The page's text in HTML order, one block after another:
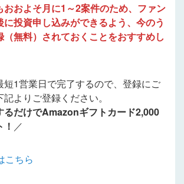
おおよそ月に1～2案件のため、ファン
に投資申し込みができるよう、今のう
（無料）されておくことをおすすめし
短1営業日で完了するので、登録にご
よりご登録ください。
るだけでAmazonギフトカード2,000
／
こちら